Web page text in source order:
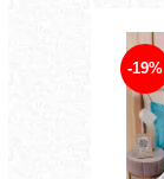
-19%